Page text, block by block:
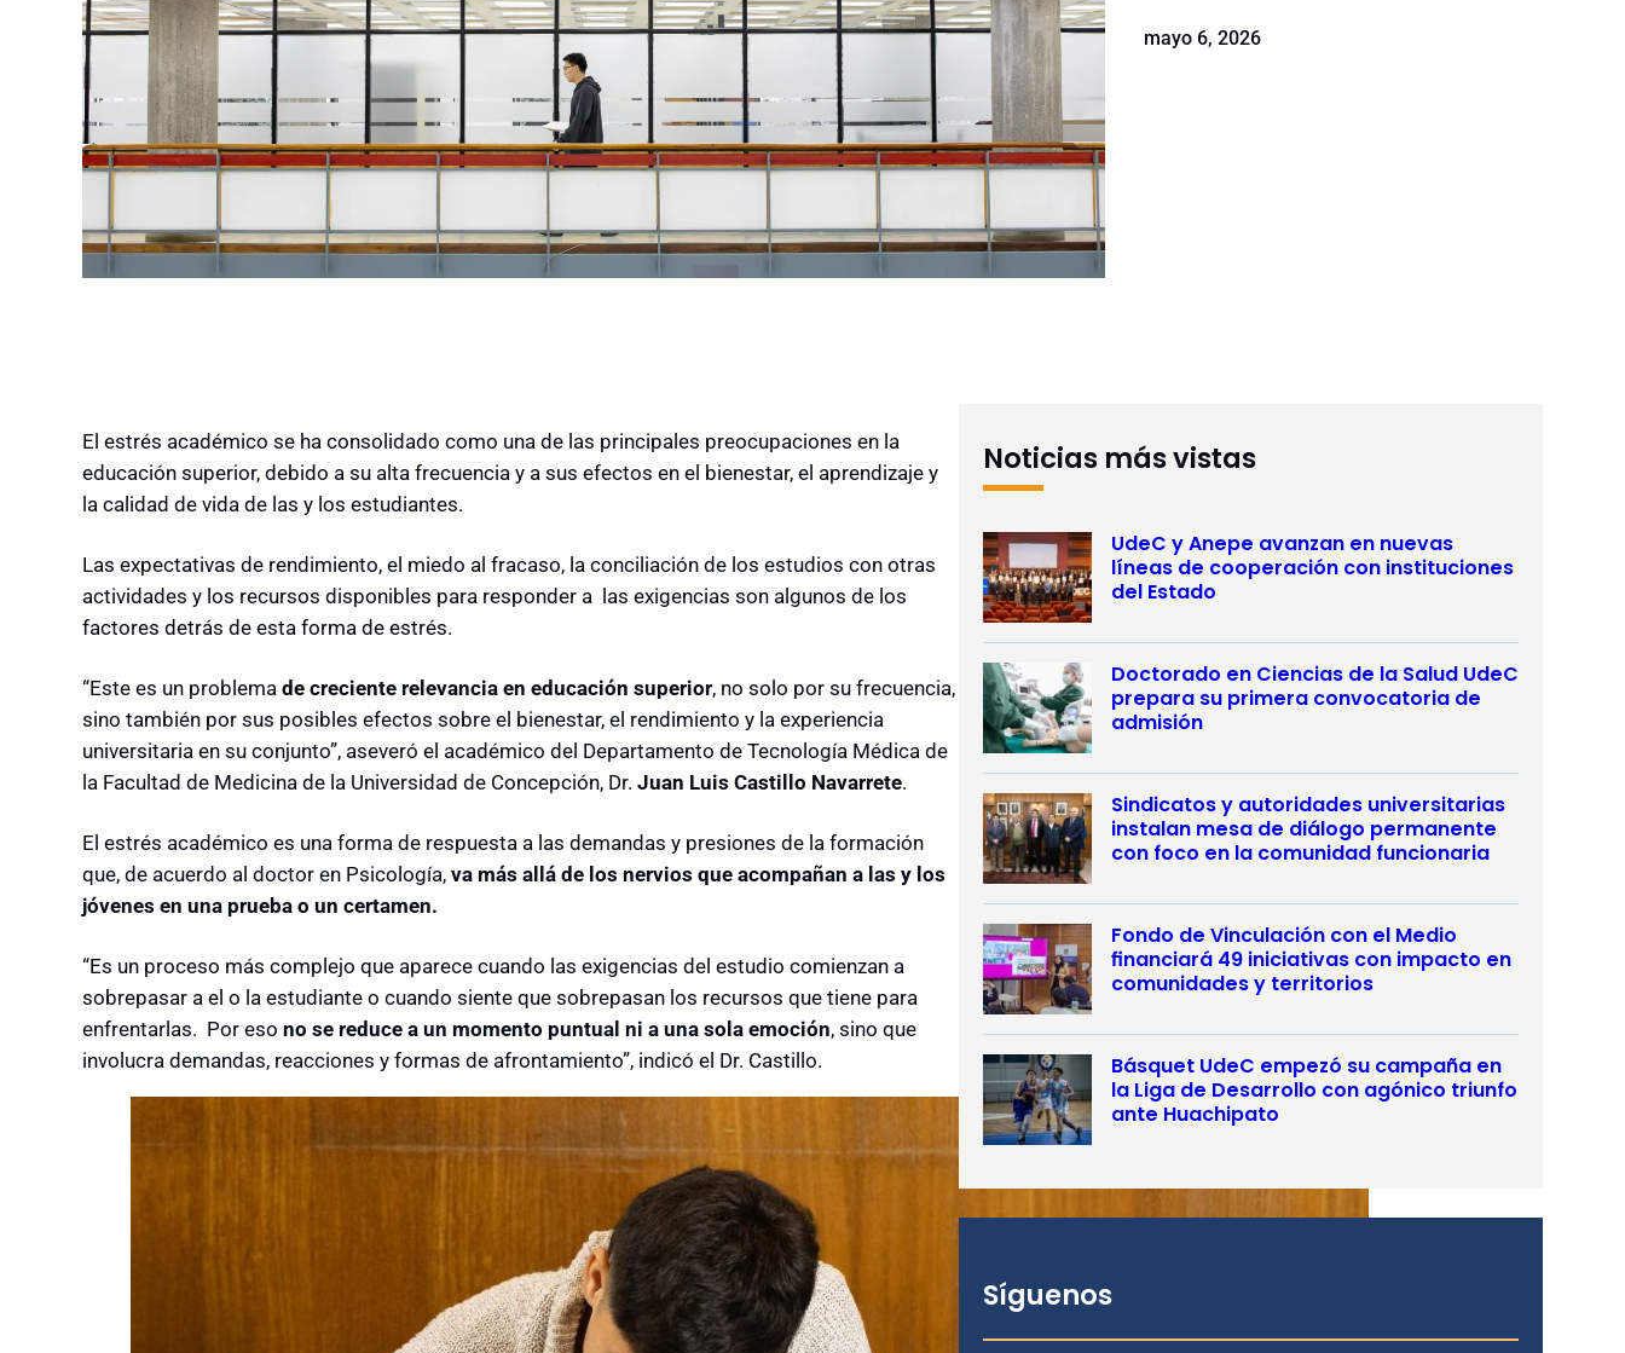
mayo 6, 2026
El estrés académico se ha consolidado como una de las principales preocupaciones en la
educación superior, debido a su alta frecuencia y a sus efectos en el bienestar, el aprendizaje y
la calidad de vida de las y los estudiantes.
Las expectativas de rendimiento, el miedo al fracaso, la conciliación de los estudios con otras
actividades y los recursos disponibles para responder a las exigencias son algunos de los
factores detrás de esta forma de estrés.
“Este es un problema de creciente relevancia en educación superior, no solo por su frecuencia,
sino también por sus posibles efectos sobre el bienestar, el rendimiento y la experiencia
universitaria en su conjunto”, aseveró el académico del Departamento de Tecnología Médica de
la Facultad de Medicina de la Universidad de Concepción, Dr. Juan Luis Castillo Navarrete.
El estrés académico es una forma de respuesta a las demandas y presiones de la formación
que, de acuerdo al doctor en Psicología, va más allá de los nervios que acompañan a las y los
jóvenes en una prueba o un certamen.
“Es un proceso más complejo que aparece cuando las exigencias del estudio comienzan a
sobrepasar a el o la estudiante o cuando siente que sobrepasan los recursos que tiene para
enfrentarlas. Por eso no se reduce a un momento puntual ni a una sola emoción, sino que
involucra demandas, reacciones y formas de afrontamiento”, indicó el Dr. Castillo.
Noticias más vistas
UdeC y Anepe avanzan en nuevas
líneas de cooperación con instituciones
del Estado
Doctorado en Ciencias de la Salud UdeC
prepara su primera convocatoria de
admisión
Sindicatos y autoridades universitarias
instalan mesa de diálogo permanente
con foco en la comunidad funcionaria
Fondo de Vinculación con el Medio
financiará 49 iniciativas con impacto en
comunidades y territorios
Básquet UdeC empezó su campaña en
la Liga de Desarrollo con agónico triunfo
ante Huachipato
Síguenos